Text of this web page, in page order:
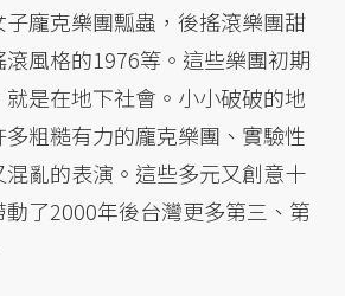
龐克樂團瓢蟲，後搖滾樂團甜
風格的1976等。這些樂團初期
是在地下社會。小小破破的地
粗糙有力的龐克樂團、實驗性
亂的表演。這些多元又創意十
了2000年後台灣更多第三、第